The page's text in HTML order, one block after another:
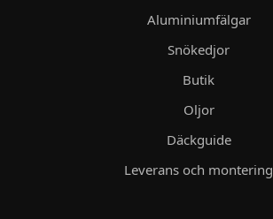
Aluminiumfälgar
Snökedjor
Butik
Oljor
Däckguide
Leverans och montering